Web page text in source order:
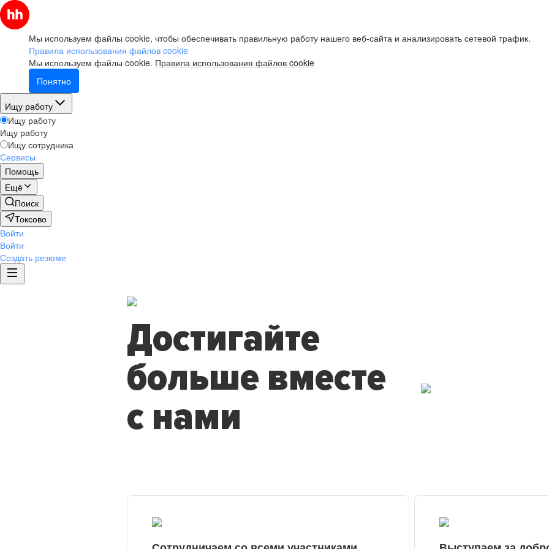
Мы используем файлы cookie, чтобы обеспечивать правильную работу нашего веб-сайта и анализировать сетевой трафик.
Правила использования файлов cookie
Мы используем файлы cookie. Правила использования файлов cookie
Понятно
Ищу работу
Ищу работу
Ищу работу
Ищу сотрудника
Сервисы
Помощь
Ещё
Поиск
Токсово
Войти
Войти
Создать резюме
Достигайте
больше вместе
с нами